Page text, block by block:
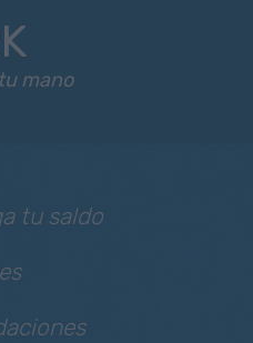
mano
tu saldo